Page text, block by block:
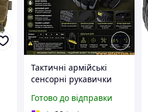
Тактичні армійські
сенсорні рукавички
Original 100% оригінал
Готово до відправки